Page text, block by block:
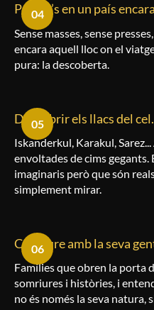
Perdre’s en un país
04
Sense masses, sense
encara aquell lloc on el
pura: la descoberta.
Descobrir els llacs del cel.
05
Iskanderkul, Karakul,
envoltades de cims gegants.
imaginaris però que són
simplement mirar.
Conviure amb la seva
06
Famílies que obren la porta
somriures i històries, i
no és només la seva natura,